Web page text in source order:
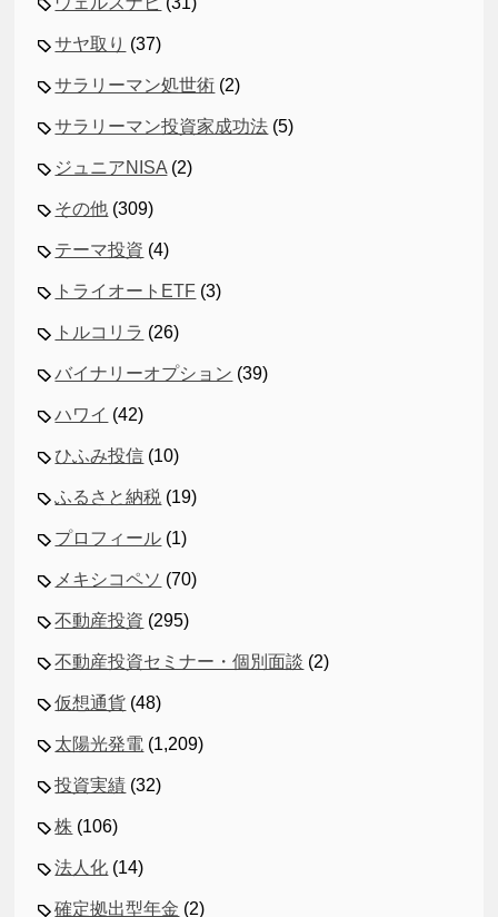
サヤ取り (37)
サラリーマン処世術 (2)
サラリーマン投資家成功法 (5)
ジュニアNISA (2)
その他 (309)
テーマ投資 (4)
トライオートETF (3)
トルコリラ (26)
バイナリーオプション (39)
ハワイ (42)
ひふみ投信 (10)
ふるさと納税 (19)
プロフィール (1)
メキシコペソ (70)
不動産投資 (295)
不動産投資セミナー・個別面談 (2)
仮想通貨 (48)
太陽光発電 (1,209)
投資実績 (32)
株 (106)
法人化 (14)
確定拠出型年金 (2)